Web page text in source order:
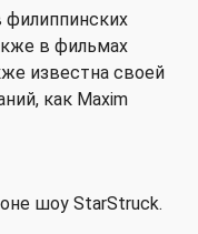
филиппинских
в фильмах
известна своей
как Maxim
шоу StarStruck.